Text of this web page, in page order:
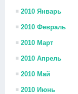
2010 Январь
2010 Февраль
2010 Март
2010 Апрель
2010 Май
2010 Июнь